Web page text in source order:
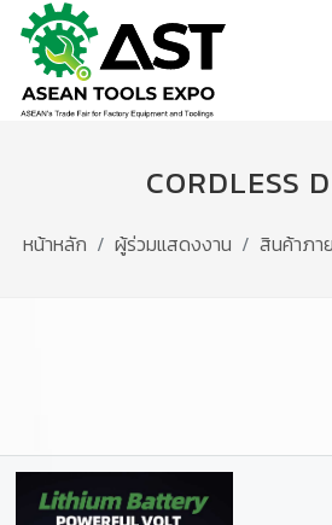
CORDLESS
หน้าหลัก ผู้ร่วมแสดงงาน สินค้าภา